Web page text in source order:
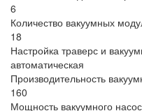
6
Количество вакуумных
18
Настройка траверс и
автоматическая
Производительность
160
Мощность вакуумного